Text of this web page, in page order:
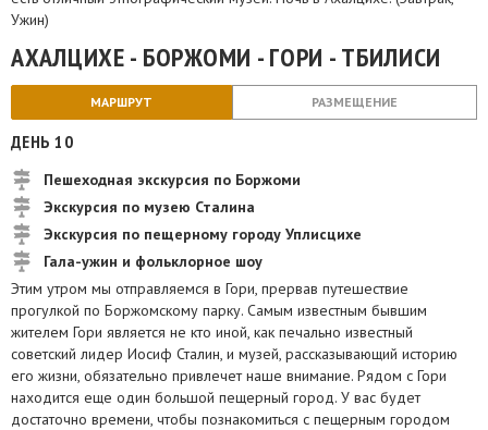
Ужин)
АХАЛЦИХЕ - БОРЖОМИ - ГОРИ - ТБИЛИСИ
МАРШРУТ РАЗМЕЩЕНИЕ
ДЕНЬ 10
Пешеходная экскурсия по Боржоми
Экскурсия по музею Сталина
Экскурсия по пещерному городу Уплисцихе
Гала-ужин и фольклорное шоу
Этим утром мы отправляемся в Гори, прервав путешествие
прогулкой по Боржомскому парку. Самым известным бывшим
жителем Гори является не кто иной, как печально известный
советский лидер Иосиф Сталин, и музей, рассказывающий историю
его жизни, обязательно привлечет наше внимание. Рядом с Гори
находится еще один большой пещерный город. У вас будет
достаточно времени, чтобы познакомиться с пещерным городом